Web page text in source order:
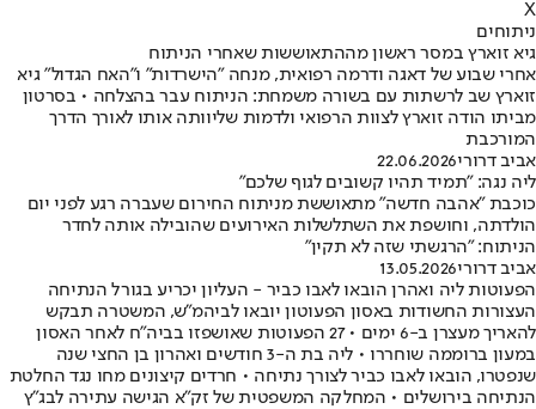
X
ניתוחים
גיא זוארץ במסר ראשון מההתאוששות שאחרי הניתוח
אחרי שבוע של דאגה ודרמה רפואית, מנחה "הישרדות" ו"האח הגדול" גיא
זוארץ שב לרשתות עם בשורה משמחת: הניתוח עבר בהצלחה • בסרטון
מביתו הודה זוארץ לצוות הרפואי ולדמות שליוותה אותו לאורך הדרך
המורכבת
אביב דרורי22.06.2026
ליה נגה: ״תמיד תהיו קשובים לגוף שלכם״
כוכבת "אהבה חדשה" מתאוששת מניתוח החירום שעברה רגע לפני יום
הולדתה, וחושפת את השתלשלות האירועים שהובילה אותה לחדר
הניתוח: "הרגשתי שזה לא תקין"
אביב דרורי13.05.2026
הפעוטות ליה ואהרן הובאו לאבו כביר - העליון יכריע בגורל הנתיחה
העצורות החשודות באסון הפעוטון יובאו לביהמ"ש, המשטרה תבקש
להאריך מעצרן ב-6 ימים • 27 הפעוטות שאושפזו בביה"ח לאחר האסון
במעון ברוממה שוחררו • ליה בת ה-3 חודשים ואהרון בן החצי שנה
שנפטרו, הובאו לאבו כביר לצורך נתיחה • חרדים קיצונים מחו נגד החלטת
הנתיחה בירושלים • המחלקה המשפטית של זק"א הגישה עתירה לבג"ץ